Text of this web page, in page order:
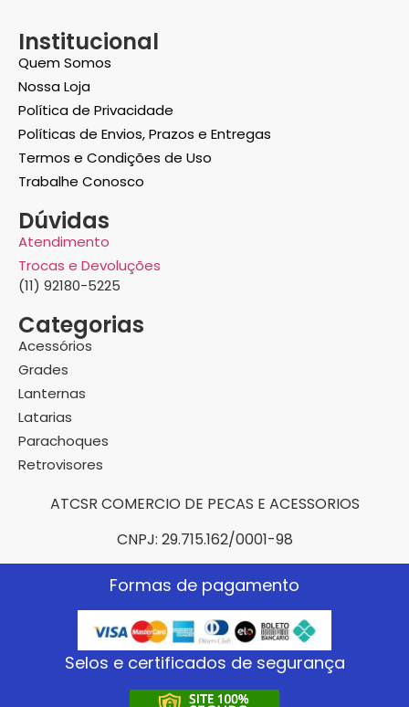
Institucional
Quem Somos
Nossa Loja
Política de Privacidade
Políticas de Envios, Prazos e Entregas
Termos e Condições de Uso
Trabalhe Conosco
Dúvidas
Atendimento
Trocas e Devoluções
(11) 92180-5225
Categorias
Acessórios
Grades
Lanternas
Latarias
Parachoques
Retrovisores
ATCSR COMERCIO DE PECAS E ACESSORIOS
CNPJ: 29.715.162/0001-98
Formas de pagamento
Selos e certificados de segurança